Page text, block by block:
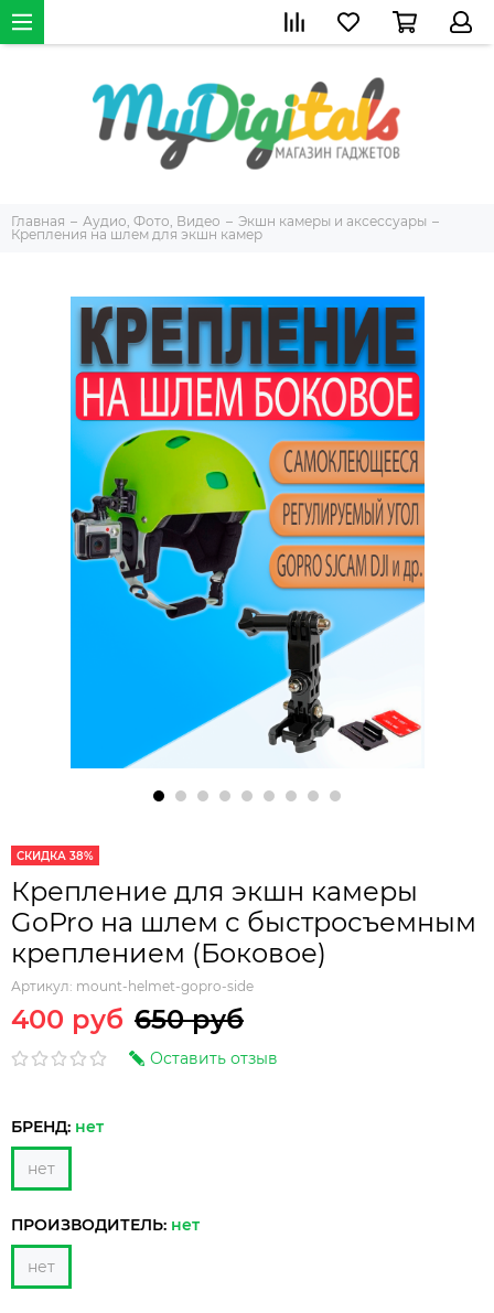
Главная Аудио, Фото, Видео
Экшн камеры и аксессуары
Крепления на шлем для экшн камер
СКИДКА 38%
Крепление для экшн камеры
GoPro на шлем с быстросъемным
креплением (Боковое)
Артикул: mount-helmet-gopro-side
400 руб 650 руб
Оставить отзыв
БРЕНД: нет
нет
ПРОИЗВОДИТЕЛЬ: нет
нет